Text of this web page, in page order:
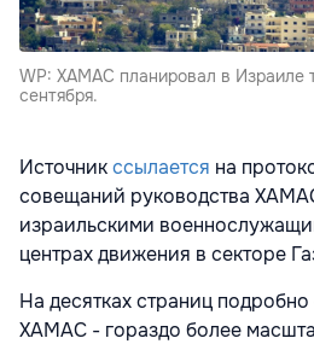
WP: ХАМАС планировал в Израиле
сентября.
Источникссылается на
совещаний руководства
израильскими
центрах движения в секторе
На десятках страниц
ХАМАС - гораздо более